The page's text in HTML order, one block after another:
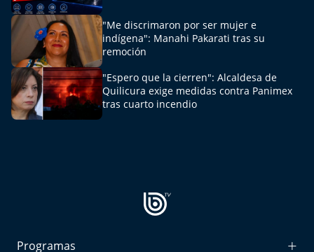
Conexión Digital
La Ruta del Pulsar
Psicología Abierta
Impacto Tecnológico
"Me discrimaron por ser mujer e
indígena": Manahi Pakarati tras su
remoción
"Espero que la cierren": Alcaldesa de
Quilicura exige medidas contra Panimex
tras cuarto incendio
Programas